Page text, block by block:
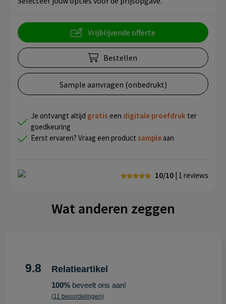
Vrijblijvende offerte
Bestellen
Sample aanvragen (onbedrukt)
Je ontvangt altijd gratis een digitale proefdruk ter
goedkeuring
Eerst ervaren? Vraag een product sample aan
10/10 | 1 reviews
Wat anderen zeggen
9.8 Relatieartikel
100%beveelt ons aan!
(11 beoordelingen)